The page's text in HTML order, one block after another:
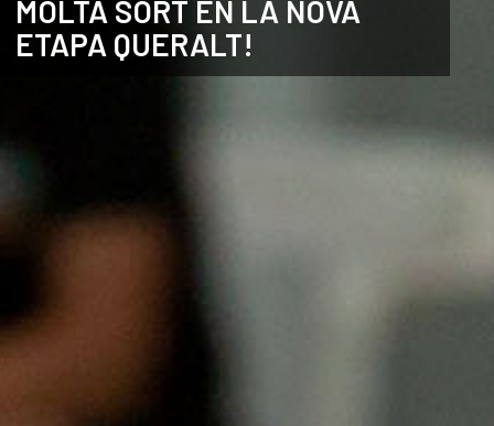
CATALÀ
MOLTA SORT EN LA NOVA
ETAPA QUERALT!